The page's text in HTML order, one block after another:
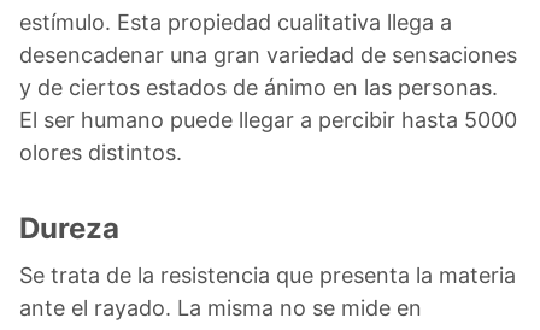
estímulo. Esta propiedad cualitativa llega a
desencadenar una gran variedad de sensaciones
y de ciertos estados de ánimo en las personas.
El ser humano puede llegar a percibir hasta 5000
olores distintos.
Dureza
Se trata de la resistencia que presenta la materia
ante el rayado. La misma no se mide en